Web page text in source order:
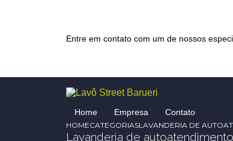
Entre em contato com um de nossos
Home Empresa Contato
HOMECATEGORIASLAVANDERIA DE
Lavanderia de